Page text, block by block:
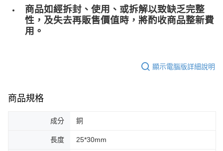
商品如經拆封、使用、或拆解以致缺乏完整
性，及失去再販售價值時，將酌收商品整﻿新費
用。
顯示電腦版詳細說明
商品規格
成分 銅
長度 25*30mm